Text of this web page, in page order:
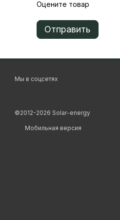
Мин. напряжение для
Диапазон постоянного
К-во МРРТ трекеров / К-во
Макс. ток на вход МРРТ
Диапазон переменного
Частота переменного тока на
Оцените товар
Отправить
Мы в соцсетях
©2012-2026 Solar-energy
Мобильная версия